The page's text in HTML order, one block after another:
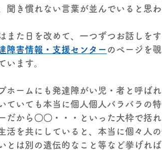
聞き慣れない言葉が並んでいると思
また日を改めて、一つずつお話しを
障害情報・支援センター のページを
います。
ホームにも発達障がい児・者と呼ば
ていても本当に個人個人バラバラの特
だから〇〇・・・といった大枠で括
活を共にしていると、本当に個々人
とは別の遺伝的なこと等など挙げれ